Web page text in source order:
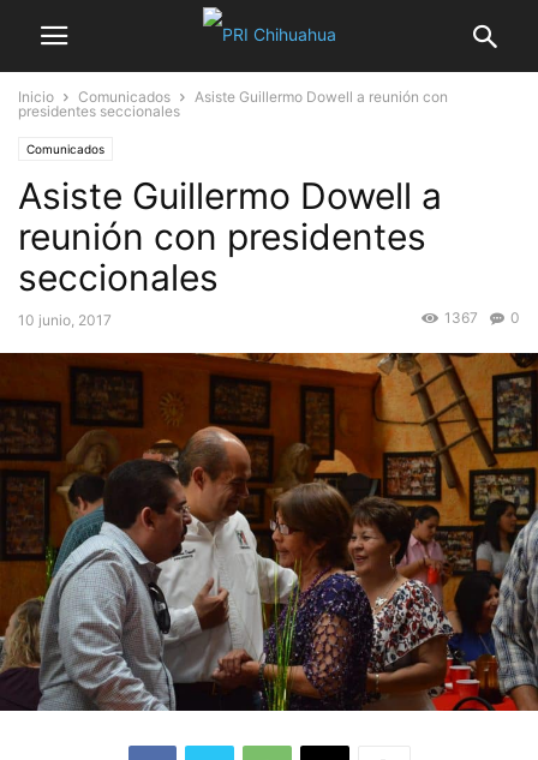
Inicio Comunicados
Asiste Guillermo Dowell a reunión con
presidentes seccionales
Comunicados
Asiste Guillermo Dowell a
reunión con presidentes
seccionales
10 junio, 2017 0
1367